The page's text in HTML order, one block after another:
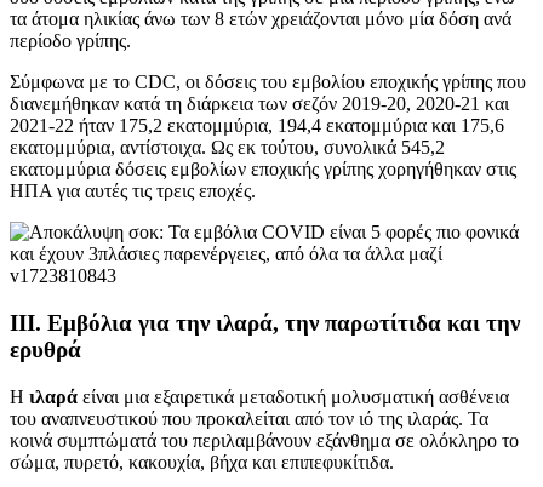
τα άτομα ηλικίας άνω των 8 ετών χρειάζονται μόνο μία δόση ανά
περίοδο γρίπης.
Σύμφωνα με το CDC, οι δόσεις του εμβολίου εποχικής γρίπης που
διανεμήθηκαν κατά τη διάρκεια των σεζόν 2019-20, 2020-21 και
2021-22 ήταν 175,2 εκατομμύρια, 194,4 εκατομμύρια και 175,6
εκατομμύρια, αντίστοιχα. Ως εκ τούτου, συνολικά 545,2
εκατομμύρια δόσεις εμβολίων εποχικής γρίπης χορηγήθηκαν στις
ΗΠΑ για αυτές τις τρεις εποχές.
III. Εμβόλια για την ιλαρά, την παρωτίτιδα και την
ερυθρά
Η ιλαρά είναι μια εξαιρετικά μεταδοτική μολυσματική ασθένεια
του αναπνευστικού που προκαλείται από τον ιό της ιλαράς. Τα
κοινά συμπτώματά του περιλαμβάνουν εξάνθημα σε ολόκληρο το
σώμα, πυρετό, κακουχία, βήχα και επιπεφυκίτιδα.